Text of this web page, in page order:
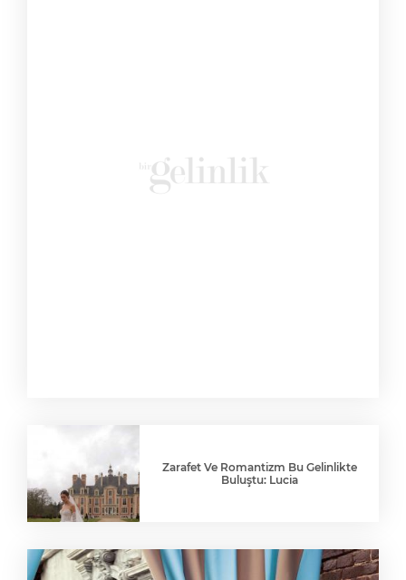
Zarafet Ve Romantizm Bu Gelinlikte
Buluştu: Lucia